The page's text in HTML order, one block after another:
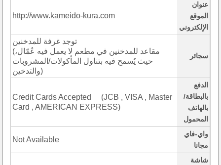
عنوان
الموقع
الإلكتروني
http://www.kameido-kura.com
سجائر
توجد غرفة للمدخنين
(مقاعد للمدخنين في مطعم لا يعمل فيه عُمّال،
حيث يُسمح فيه بتناول المأكولات/المشروبات
والتدخين)
الدفع
بالبطاقة/
بالهاتف
المحمول
Credit Cards Accepted (JCB , VISA , Master
Card , AMERICAN EXPRESS)
واي-فاي
مجانا
Not Available
شاشة